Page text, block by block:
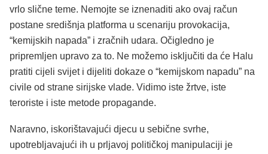
vrlo slične teme. Nemojte se iznenaditi ako ovaj račun
postane središnja platforma u scenariju provokacija,
“kemijskih napada” i zračnih udara. Očigledno je
pripremljen upravo za to. Ne možemo isključiti da će Halu
pratiti cijeli svijet i dijeliti dokaze o “kemijskom napadu” na
civile od strane sirijske vlade. Vidimo iste žrtve, iste
teroriste i iste metode propagande.
Naravno, iskorištavajući djecu u sebične svrhe,
upotrebljavajući ih u prljavoj političkoj manipulaciji je